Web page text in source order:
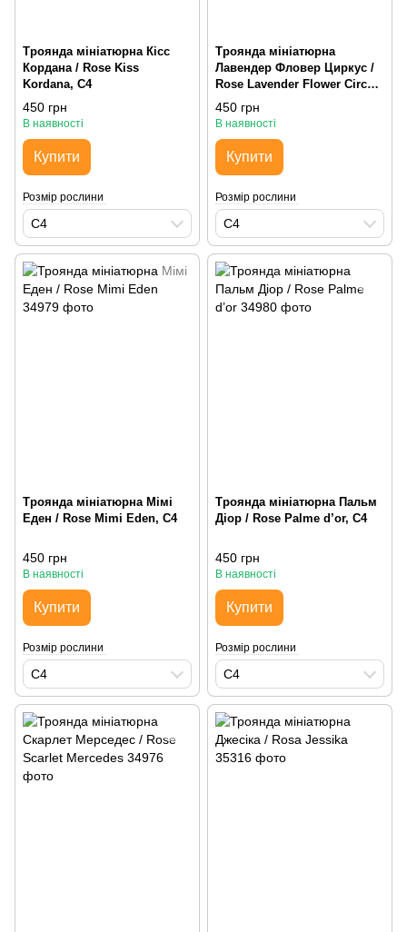
Троянда мініатюрна Кісс
Кордана / Rose Kiss
Kordana, С4
450 грн
В наявності
Купити
Розмір рослини
С4
Троянда мініатюрна
Лавендер Фловер Циркус /
Rose Lavender Flower Circus,
С4
450 грн
В наявності
Купити
Розмір рослини
С4
Троянда мініатюрна Мімі
Еден / Rose Mimi Eden, С4
450 грн
В наявності
Купити
Розмір рослини
С4
Троянда мініатюрна Пальм
Діор / Rose Palme d’or, С4
450 грн
В наявності
Купити
Розмір рослини
С4